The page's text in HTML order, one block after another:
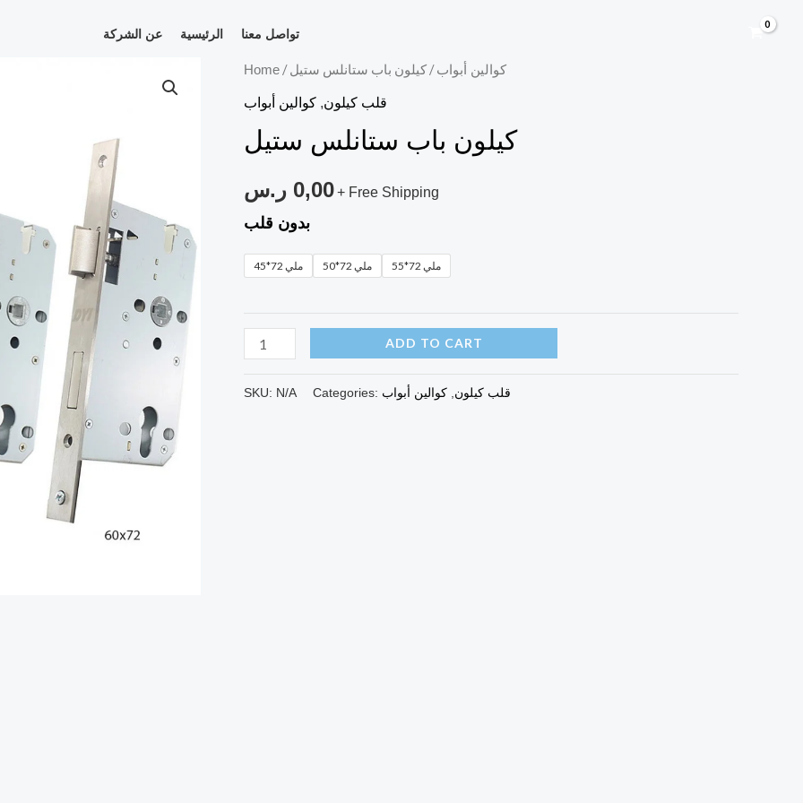
عن الشركة الرئيسية تواصل معنا
Home / كوالين أبواب/ كيلون باب ستانلس ستيل
قلب كيلون, كوالين أبواب
كيلون باب ستانلس ستيل
0,00 ر.س + Free Shipping
بدون قلب
45*72 ملي 50*72 ملي 55*72 ملي
كيلون
باب
ستيل
ADD TO CART
SKU: N/A Categories: قلب كيلون كوالين أبواب